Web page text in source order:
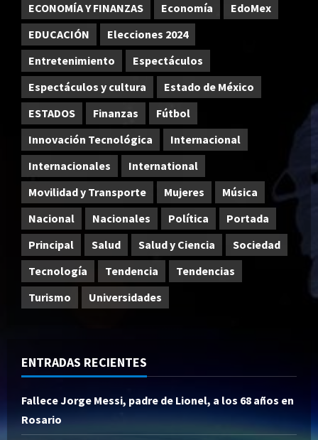
ECONOMÍA Y FINANZAS
Economía
EdoMex
EDUCACIÓN
Elecciones 2024
Entretenimiento
Espectáculos
Espectáculos y cultura
Estado de México
ESTADOS
Finanzas
Fútbol
Innovación Tecnológica
Internacional
Internacionales
International
Movilidad y Transporte
Mujeres
Música
Nacional
Nacionales Política
Portada
Principal
Salud Salud y Ciencia
Sociedad
Tecnología
Tendencia
Tendencias
Turismo
Universidades
ENTRADAS RECIENTES
Fallece Jorge Messi, padre de Lionel, a los 68 años en
Rosario